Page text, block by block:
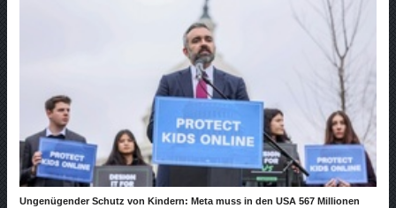
Ungenügender Schutz von Kindern: Meta muss in den USA 567 Millionen